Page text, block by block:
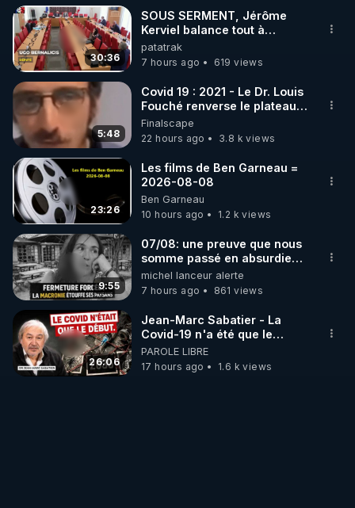
30:36
SOUS SERMENT, Jérôme
Kerviel balance tout à
l'Assemblée !
patatrak
7 hours ago
619 views
5:48
Covid 19 : 2021 - Le Dr. Louis
Fouché renverse le plateau
de CNews !
Finalscape
22 hours ago
3.8 k views
23:26
Les films de Ben Garneau =
2026-08-08
Ben Garneau
10 hours ago
1.2 k views
9:55
07/08: une preuve que nous
somme passé en absurdie
une dictature qui veut faire
taire ses opposant !
michel lanceur alerte
7 hours ago
861 views
26:06
Jean-Marc Sabatier - La
Covid-19 n'a été que le
début - L'ARNm & l'ARNm-aa
jusqu où auront-t-il ?
PAROLE LIBRE
17 hours ago
1.6 k views